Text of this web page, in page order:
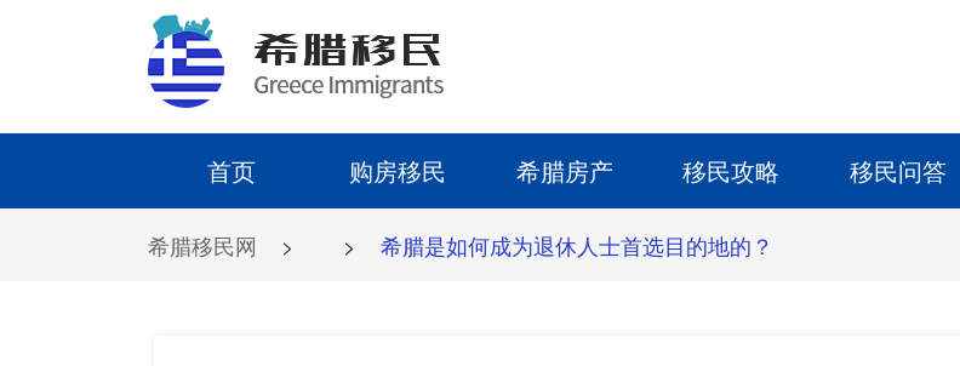
首页 购房移民 希腊房产 移民攻略 移民问答
希腊移民网 > > 希腊是如何成为退休人士首选目的地的？